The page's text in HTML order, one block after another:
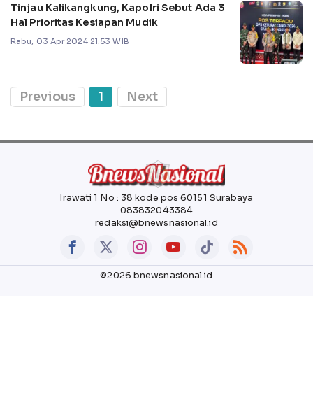
Tinjau Kalikangkung, Kapolri Sebut Ada 3
Hal Prioritas Kesiapan Mudik
Rabu, 03 Apr 2024 21:53 WIB
Previous 1 Next
Irawati 1 No : 38 kode pos 60151 Surabaya
083832043384
redaksi@bnewsnasional.id
©2026 bnewsnasional.id